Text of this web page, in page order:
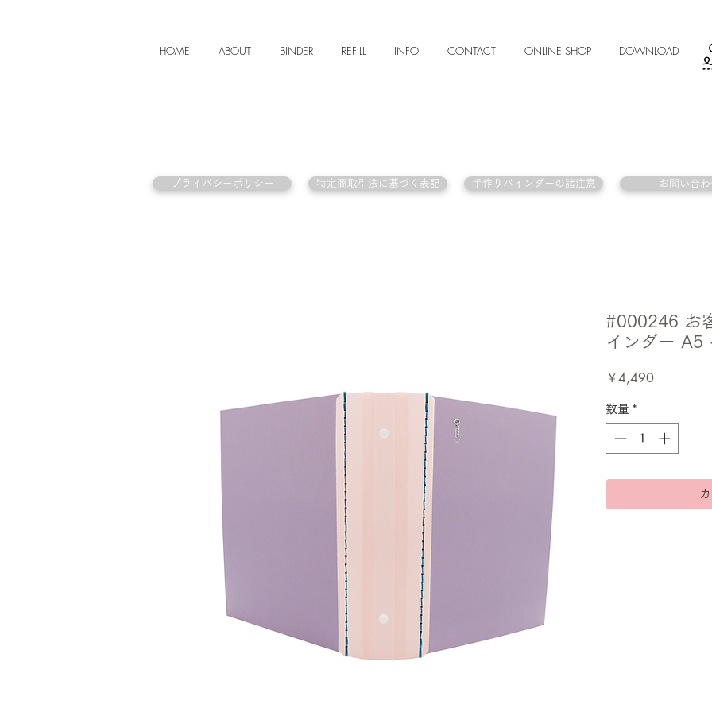
HOME ABOUT BINDER REFILL INFO CONTACT ONLINE SHOP DOWNLOAD
#000246 お
インダー A5
￥4,490価
数量 *
プライバシーポリシー 特定商取引法に基づく表記 手作りバインダーの諸注意 お問い合わ